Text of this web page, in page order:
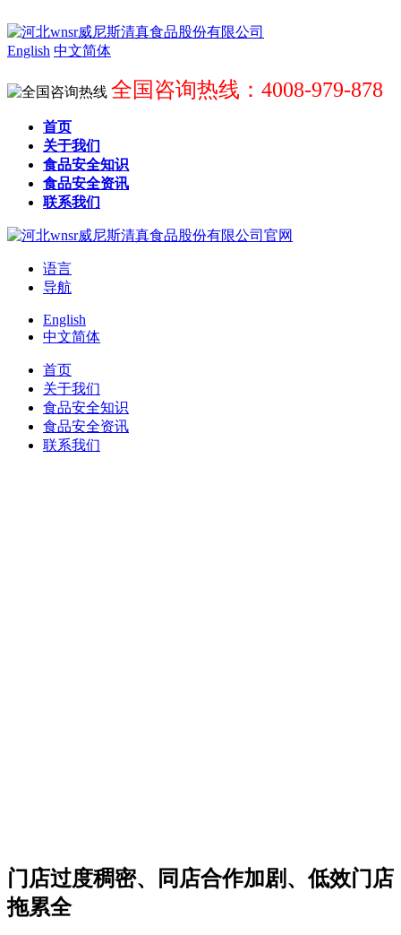
English 中文简体
全国咨询热线：4008-979-878
首页
关于我们
食品安全知识
食品安全资讯
联系我们
语言
导航
English
中文简体
首页
关于我们
食品安全知识
食品安全资讯
联系我们
门店过度稠密、同店合作加剧、低效门店
拖累全